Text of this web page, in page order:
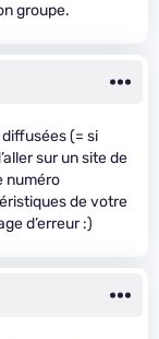
groupe.
(= si
sur un site de
numéro
de votre
d’erreur :)